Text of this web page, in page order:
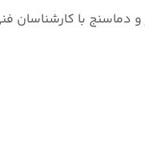
و دماسنج با کارشناسان